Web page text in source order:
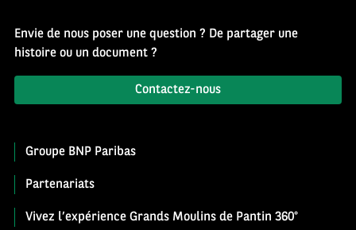
Envie de nous poser une question ? De partager une
histoire ou un document ?
Contactez-nous
Groupe BNP Paribas
Partenariats
Vivez l’expérience Grands Moulins de Pantin 360°